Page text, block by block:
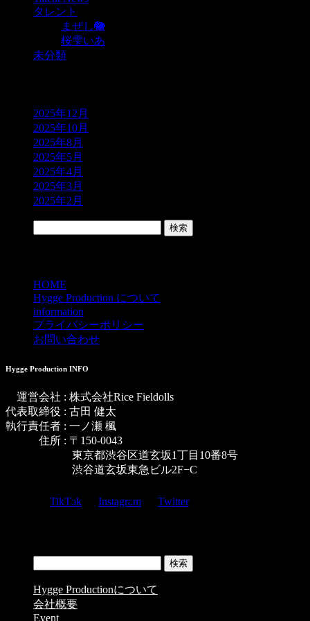
タレント
まぜし🐘
桜雫いあ
未分類
2025年12月
2025年10月
2025年8月
2025年5月
2025年4月
2025年3月
2025年2月
HOME
Hygge Production について
information
プライバシーポリシー
お問い合わせ
Hygge Production INFO
運営会社 : 株式会社Rice Fieldolls
代表取締役 : 古田 健太
執行責任者 : 一ノ瀬 楓
住所 : 〒150-0043
東京都渋谷区道玄坂1丁目10番8号
渋谷道玄坂東急ビル2F−C
TikTok Instagram
Twitter
Hygge Productionについて
会社概要
Event